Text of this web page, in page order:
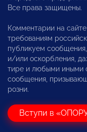
Все права защищены.
Комментарии на
требованиям
публикуем
и/или оскорбления,
тире и любыми иными
сообщения,
розни.
Вступи в